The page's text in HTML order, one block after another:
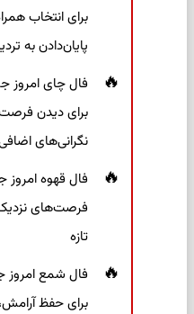
برای انتخاب
پایان‌دادن به
برای دیدن
نگرانی‌های
فرصت‌های
تازه
برای حفظ